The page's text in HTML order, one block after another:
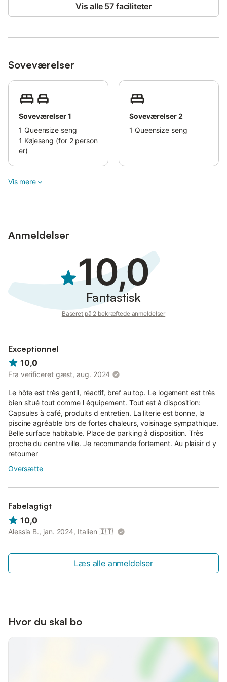
En lille velkomst morgenmad inkluderet i prisen for gæster ved
Vis alle 57 faciliteter
Soveværelser
Soveværelser 1
1 Queensize seng
1 Køjeseng (for 2 person
er)
Soveværelser 2
1 Queensize seng
Vis mere
Anmeldelser
10,0
Fantastisk
Baseret på 2 bekræftede anmeldelser
Exceptionnel
10,0
Fra verificeret gæst, aug. 2024
Le hôte est très gentil, réactif, bref au top. Le logement est très
bien situé tout comme l équipement. Tout est à disposition:
Capsules à café, produits d entretien. La literie est bonne, la
piscine agréable lors de fortes chaleurs, voisinage sympathique.
Belle surface habitable. Place de parking à disposition. Très
proche du centre ville. Je recommande fortement. Au plaisir d y
retourner
Oversætte
Fabelagtigt
10,0
Alessia B., jan. 2024, Italien 🇮🇹
Læs alle anmeldelser
Hvor du skal bo